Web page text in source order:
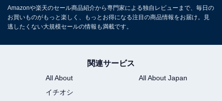
大30時間再生 急速充電 デザートゴールド
Amazonや楽天のセール商品紹介から専門家による独自レビューまで、毎日の
お買いものがもっと楽しく、もっとお得になる注目の商品情報をお届け。見
逃したくない大規模セールの情報も満載です。
関連サービス
All About
All About Japan
イチオシ